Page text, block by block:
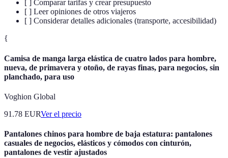
[ ] Comparar tarifas y crear presupuesto
[ ] Leer opiniones de otros viajeros
[ ] Considerar detalles adicionales (transporte, accesibilidad)
{
Camisa de manga larga elástica de cuatro lados para hombre,
nueva, de primavera y otoño, de rayas finas, para negocios, sin
planchado, para uso
Voghion Global
91.78 EURVer el precio
Pantalones chinos para hombre de baja estatura: pantalones
casuales de negocios, elásticos y cómodos con cinturón,
pantalones de vestir ajustados